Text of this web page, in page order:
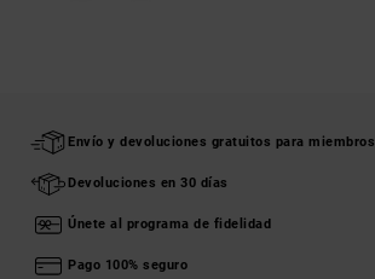
Envío y devoluciones gratuitos para miembros
Devoluciones en 30 días
Únete al programa de fidelidad
Pago 100% seguro